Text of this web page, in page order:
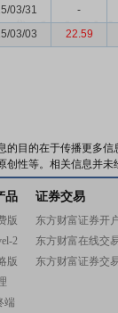
03/31
-
03/03
22.59
的目的在于传播更多
创性等。相关信息并
品
版
2
版
端
证券交易
东方财富证券开
东方财富在线交
东方财富证券交